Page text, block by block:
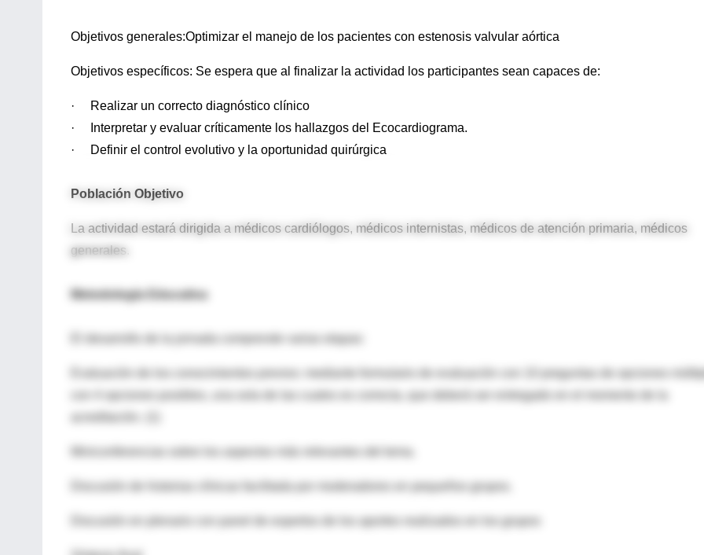
Objetivos generales:Optimizar el manejo de los pacientes con estenosis valvular aórtica
Objetivos específicos: Se espera que al finalizar la actividad los participantes sean capaces de:
· Realizar un correcto diagnóstico clínico
· Interpretar y evaluar críticamente los hallazgos del Ecocardiograma.
· Definir el control evolutivo y la oportunidad quirúrgica
Población Objetivo
La actividad estará dirigida a médicos cardiólogos, médicos internistas, médicos de atención primaria, médicos
generales.
Metodología Educativa
El desarrollo de la jornada comprende varias etapas:
Evaluación de los conocimientos previos: mediante formulario de evaluación con 10 preguntas de opciones
con 4 opciones posibles, una sola de las cuales es correcta, que deberá ser entregado en el momento de la
Miniconferencias sobre los aspectos más relevantes del tema.
Discusión de historias clínicas facilitada por moderadores en pequeños grupos.
Discusión en plenario con panel de expertos de los aportes realizados en los grupos